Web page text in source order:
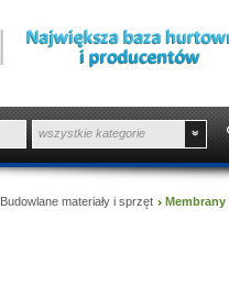
wszystkie kategorie
Budowlane materiały i sprzęt